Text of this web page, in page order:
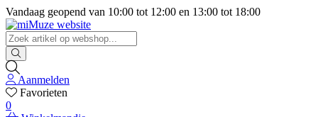
Vandaag geopend van 10:00 tot 12:00 en 13:00 tot 18:00
Aanmelden
Favorieten
0